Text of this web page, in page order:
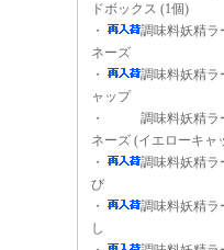
ドボックス (1個)
・
調味料妖精ラ
ネーズ
・
調味料妖精ラ
ャップ
・
調味料妖精ラ
ネーズ (イエローキャ
・
調味料妖精ラ
び
・
調味料妖精ラ
し